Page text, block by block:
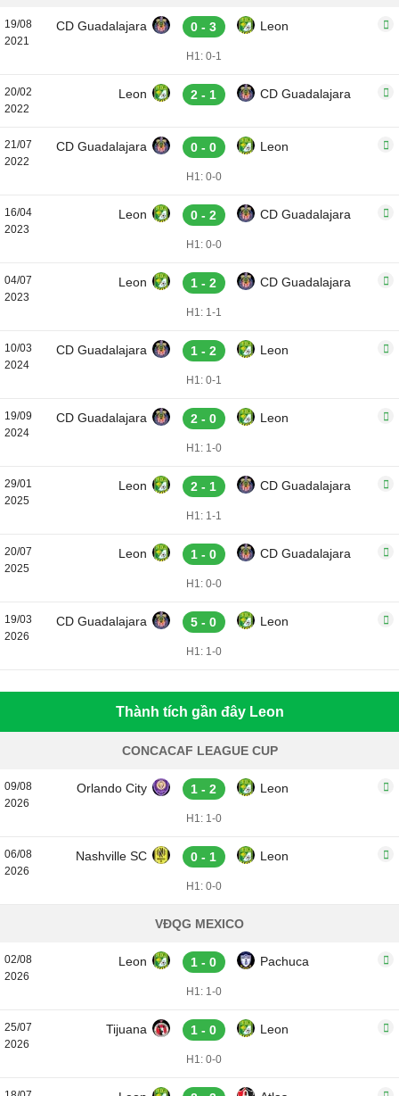
19/08
2021
CD Guadalajara 0 - 3 Leon
H1: 0-1
20/02
2022
Leon 2 - 1 CD Guadalajara
21/07
2022
CD Guadalajara 0 - 0 Leon
H1: 0-0
16/04
2023
Leon 0 - 2 CD Guadalajara
H1: 0-0
04/07
2023
Leon 1 - 2 CD Guadalajara
H1: 1-1
10/03
2024
CD Guadalajara 1 - 2 Leon
H1: 0-1
19/09
2024
CD Guadalajara 2 - 0 Leon
H1: 1-0
29/01
2025
Leon 2 - 1 CD Guadalajara
H1: 1-1
20/07
2025
Leon 1 - 0 CD Guadalajara
H1: 0-0
19/03
2026
CD Guadalajara 5 - 0 Leon
H1: 1-0
Thành tích gần đây Leon
CONCACAF LEAGUE CUP
09/08
2026
Orlando City 1 - 2 Leon
H1: 1-0
06/08
2026
Nashville SC 0 - 1 Leon
H1: 0-0
VĐQG MEXICO
02/08
2026
Leon 1 - 0 Pachuca
H1: 1-0
25/07
2026
Tijuana 1 - 0 Leon
H1: 0-0